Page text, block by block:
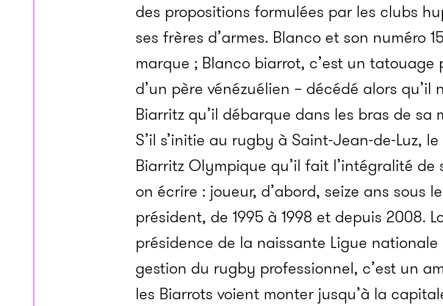
des propositions formulées par les clubs
ses frères d’armes. Blanco et son numéro
marque ; Blanco biarrot, c’est un tatouage
d’un père vénézuélien – décédé alors qu’il
Biarritz qu’il débarque dans les bras de sa
S’il s’initie au rugby à Saint-Jean-de-Luz,
Biarritz Olympique qu’il fait l’intégralité
on écrire : joueur, d’abord, seize ans sous
président, de 1995 à 1998 et depuis 2008.
présidence de la naissante Ligue nationale
gestion du rugby professionnel, c’est un
les Biarrots voient monter jusqu’à la